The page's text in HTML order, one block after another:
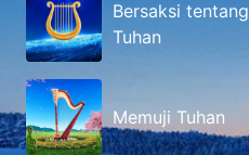
Bersaksi tentang
Tuhan
Memuji Tuhan